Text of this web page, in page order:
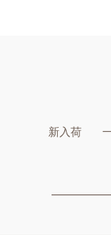
新入荷